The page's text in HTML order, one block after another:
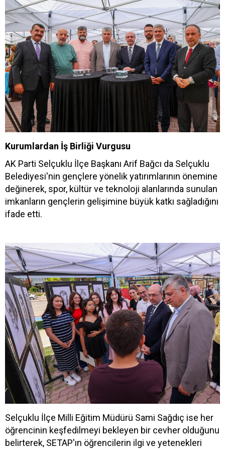
Kurumlardan İş Birliği Vurgusu
AK Parti Selçuklu İlçe Başkanı Arif Bağcı da Selçuklu
Belediyesi'nin gençlere yönelik yatırımlarının önemine
değinerek, spor, kültür ve teknoloji alanlarında sunulan
imkanların gençlerin gelişimine büyük katkı sağladığını
ifade etti.
Selçuklu İlçe Milli Eğitim Müdürü Sami Sağdıç ise her
öğrencinin keşfedilmeyi bekleyen bir cevher olduğunu
belirterek, SETAP'ın öğrencilerin ilgi ve yetenekleri